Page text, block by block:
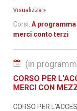
Visualizza »
Corsi: A programma
merci conto terzi
CORSO PER
MERCI CON
CORSO PER
(in